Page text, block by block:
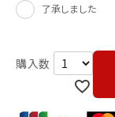
了承しました